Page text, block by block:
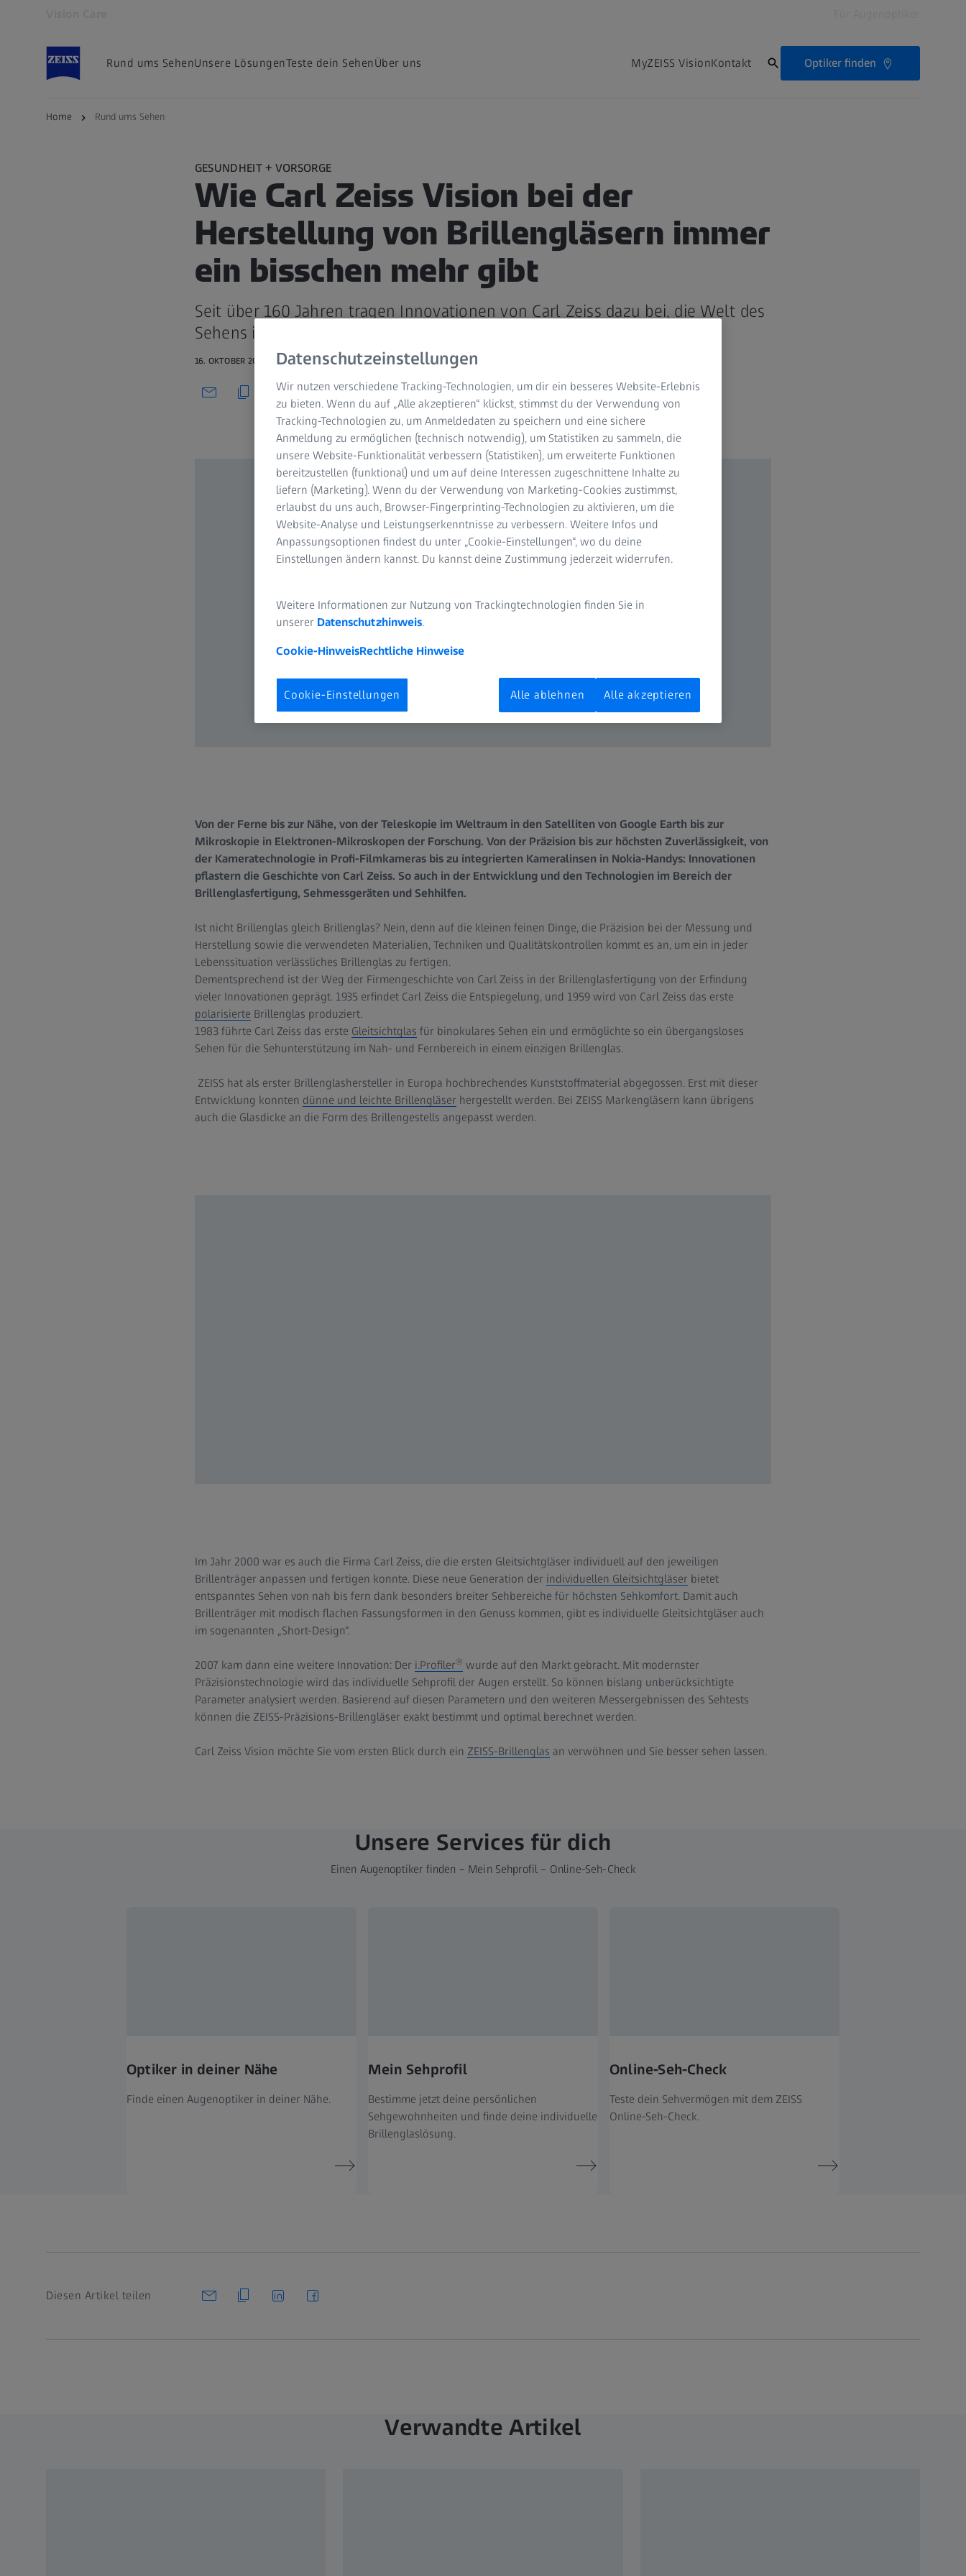
Rund ums SehenUnsere LösungenTeste dein SehenÜber uns MyZEISS VisionKontakt Optiker finden
Home Rund ums Sehen
GESUNDHEIT + VORSORGE
Wie Carl Zeiss Vision bei der
Herstellung von Brillengläsern immer
ein bisschen mehr gibt
Seit über 160 Jahren tragen Innovationen von Carl Zeiss dazu bei, die Welt des
Sehens immer weiter zu verbessern
16. OKTOBER 2021
Von der Ferne bis zur Nähe, von der Teleskopie im Weltraum in den Satelliten von Google Earth bis zur
Mikroskopie in Elektronen-Mikroskopen der Forschung. Von der Präzision bis zur höchsten Zuverlässigkeit, von
der Kameratechnologie in Profi-Filmkameras bis zu integrierten Kameralinsen in Nokia-Handys: Innovationen
pflastern die Geschichte von Carl Zeiss. So auch in der Entwicklung und den Technologien im Bereich der
Brillenglasfertigung, Sehmessgeräten und Sehhilfen.
Ist nicht Brillenglas gleich Brillenglas? Nein, denn auf die kleinen feinen Dinge, die Präzision bei der Messung und
Herstellung sowie die verwendeten Materialien, Techniken und Qualitätskontrollen kommt es an, um ein in jeder
Lebenssituation verlässliches Brillenglas zu fertigen.
Dementsprechend ist der Weg der Firmengeschichte von Carl Zeiss in der Brillenglasfertigung von der Erfindung
vieler Innovationen geprägt. 1935 erfindet Carl Zeiss die Entspiegelung, und 1959 wird von Carl Zeiss das erste
polarisierte Brillenglas produziert.
1983 führte Carl Zeiss das erste Gleitsichtglas für binokulares Sehen ein und ermöglichte so ein übergangsloses
Sehen für die Sehunterstützung im Nah- und Fernbereich in einem einzigen Brillenglas.
ZEISS hat als erster Brillenglashersteller in Europa hochbrechendes Kunststoffmaterial abgegossen. Erst mit dieser
Entwicklung konnten dünne und leichte Brillengläser hergestellt werden. Bei ZEISS Markengläsern kann übrigens
auch die Glasdicke an die Form des Brillengestells angepasst werden.
Im Jahr 2000 war es auch die Firma Carl Zeiss, die die ersten Gleitsichtgläser individuell auf den jeweiligen
Brillenträger anpassen und fertigen konnte. Diese neue Generation der individuellen Gleitsichtgläser bietet
entspanntes Sehen von nah bis fern dank besonders breiter Sehbereiche für höchsten Sehkomfort. Damit auch
Brillenträger mit modisch flachen Fassungsformen in den Genuss kommen, gibt es individuelle Gleitsichtgläser auch
im sogenannten „Short-Design“.
2007 kam dann eine weitere Innovation: Der i.Profiler® wurde auf den Markt gebracht. Mit modernster
Präzisionstechnologie wird das individuelle Sehprofil der Augen erstellt. So können bislang unberücksichtigte
Parameter analysiert werden. Basierend auf diesen Parametern und den weiteren Messergebnissen des Sehtests
können die ZEISS-Präzisions-Brillengläser exakt bestimmt und optimal berechnet werden.
Carl Zeiss Vision möchte Sie vom ersten Blick durch ein ZEISS-Brillenglas an verwöhnen und Sie besser sehen lassen.
Unsere Services für dich
Einen Augenoptiker finden – Mein Sehprofil – Online-Seh-Check
Optiker in deiner Nähe
Finde einen Augenoptiker in deiner Nähe.
Mein Sehprofil
Bestimme jetzt deine persönlichen
Sehgewohnheiten und finde deine individuelle
Brillenglaslösung.
Online-Seh-Check
Teste dein Sehvermögen mit dem ZEISS
Online-Seh-Check.
Diesen Artikel teilen
Verwandte Artikel
Datenschutzeinstellungen
Wir nutzen verschiedene Tracking-Technologien, um dir ein besseres Website-Erlebnis
zu bieten. Wenn du auf „Alle akzeptieren“ klickst, stimmst du der Verwendung von
Tracking-Technologien zu, um Anmeldedaten zu speichern und eine sichere
Anmeldung zu ermöglichen (technisch notwendig), um Statistiken zu sammeln, die
unsere Website-Funktionalität verbessern (Statistiken), um erweiterte Funktionen
bereitzustellen (funktional) und um auf deine Interessen zugeschnittene Inhalte zu
liefern (Marketing). Wenn du der Verwendung von Marketing-Cookies zustimmst,
erlaubst du uns auch, Browser-Fingerprinting-Technologien zu aktivieren, um die
Website-Analyse und Leistungserkenntnisse zu verbessern. Weitere Infos und
Anpassungsoptionen findest du unter „Cookie-Einstellungen“, wo du deine
Einstellungen ändern kannst. Du kannst deine Zustimmung jederzeit widerrufen.
Weitere Informationen zur Nutzung von Trackingtechnologien finden Sie in
unserer Datenschutzhinweis.
Cookie-HinweisRechtliche Hinweise
Cookie-Einstellungen Alle ablehnen Alle akzeptieren